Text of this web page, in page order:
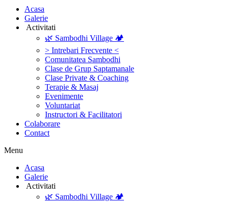
‎Acasa
Galerie
‎ ‎Activitati‎
🌿 Sambodhi Village 🏕️
> Intrebari Frecvente <
Comunitatea Sambodhi
Clase de Grup Saptamanale
Clase Private & Coaching
Terapie & Masaj
‎Evenimente
Voluntariat
‏‏‎Instructori & Facilitatori
Colaborare
Contact
Menu
‎Acasa
Galerie
‎ ‎Activitati‎
🌿 Sambodhi Village 🏕️